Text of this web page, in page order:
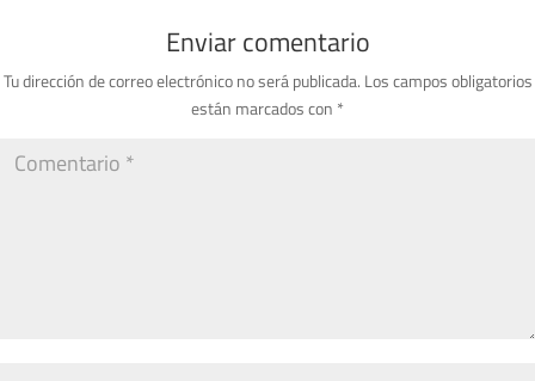
Enviar comentario
Tu dirección de correo electrónico no será publicada. Los campos obligatorios
están marcados con *